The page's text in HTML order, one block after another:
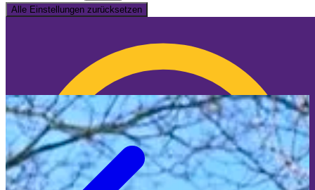
Alle Einstellungen zurücksetzen
🍪 Cookie-Info